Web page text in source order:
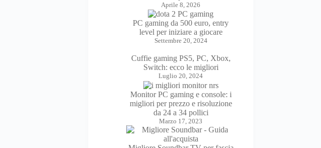
Aprile 8, 2026
PC gaming da 500 euro, entry
level per iniziare a giocare
Settembre 20, 2024
Cuffie gaming PS5, PC, Xbox,
Switch: ecco le migliori
Luglio 20, 2024
Monitor PC gaming e console: i
migliori per prezzo e risoluzione
da 24 a 34 pollici
Marzo 17, 2023